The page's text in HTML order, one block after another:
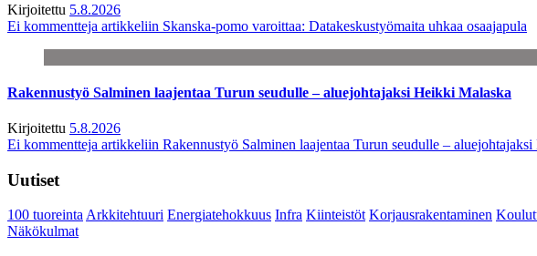
Kirjoitettu 5.8.2026
Ei kommentteja artikkeliin Skanska-pomo varoittaa: Datakeskustyömaita uhkaa osaajapula
Rakennustyö Salminen laajentaa Turun seudulle – aluejohtajaksi Heikki Malaska
Kirjoitettu 5.8.2026
Ei kommentteja artikkeliin Rakennustyö Salminen laajentaa Turun seudulle –
Uutiset
100 tuoreintaArkkitehtuuri Energiatehokkuus Infra Kiinteistöt Korjausrakentaminen
Näkökulmat